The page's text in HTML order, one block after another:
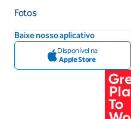
Fotos
Baixe nosso aplicativo
Disponível na
Apple Store